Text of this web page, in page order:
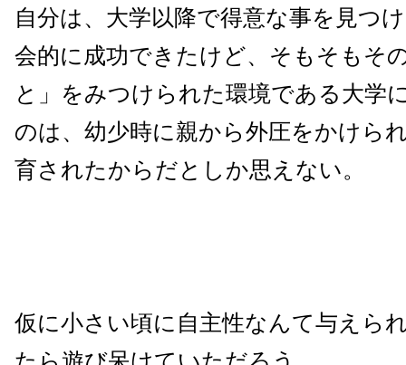
自分は、大学以降で得意な事を見つ
会的に成功できたけど、そもそもそ
と」をみつけられた環境である大学
のは、幼少時に親から外圧をかけら
育されたからだとしか思えない。
仮に小さい頃に自主性なんて与えら